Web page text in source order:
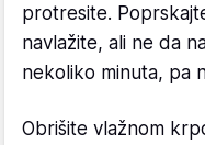
protresite.
navlažite, ali ne da
nekoliko minuta, pa
Obrišite vlažnom